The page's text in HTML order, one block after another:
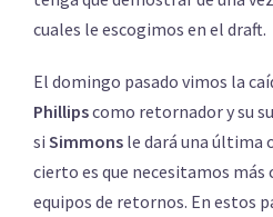
cuales le escogimos en el draft.
El domingo pasado vimos la
Phillipscomo retornador y su
si Simmons le dará una última
cierto es que necesitamos
equipos de retornos. En estos